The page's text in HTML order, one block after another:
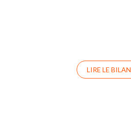
LIRE LE BILAN